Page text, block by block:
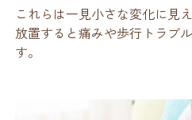
これらは一見小さな変化に見え
放置すると痛みや歩行トラブ
す。